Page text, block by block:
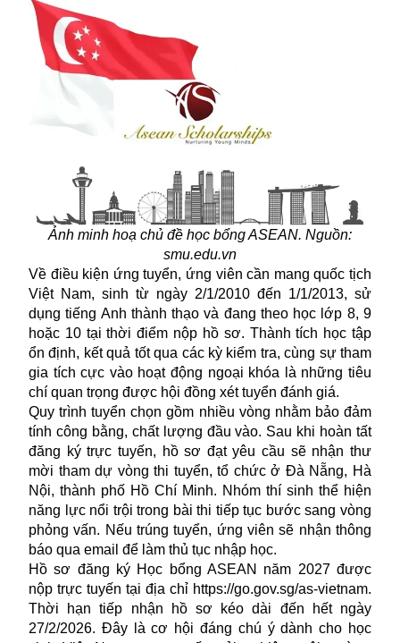
Ảnh minh hoạ chủ đề học bổng ASEAN. Nguồn:
smu.edu.vn
Về điều kiện ứng tuyển, ứng viên cần mang quốc tịch
Việt Nam, sinh từ ngày 2/1/2010 đến 1/1/2013, sử
dụng tiếng Anh thành thạo và đang theo học lớp 8, 9
hoặc 10 tại thời điểm nộp hồ sơ. Thành tích học tập
ổn định, kết quả tốt qua các kỳ kiểm tra, cùng sự tham
gia tích cực vào hoạt động ngoại khóa là những tiêu
chí quan trọng được hội đồng xét tuyển đánh giá.
Quy trình tuyển chọn gồm nhiều vòng nhằm bảo đảm
tính công bằng, chất lượng đầu vào. Sau khi hoàn tất
đăng ký trực tuyến, hồ sơ đạt yêu cầu sẽ nhận thư
mời tham dự vòng thi tuyển, tổ chức ở Đà Nẵng, Hà
Nội, thành phố Hồ Chí Minh. Nhóm thí sinh thể hiện
năng lực nổi trội trong bài thi tiếp tục bước sang vòng
phỏng vấn. Nếu trúng tuyển, ứng viên sẽ nhận thông
báo qua email để làm thủ tục nhập học.
Hồ sơ đăng ký Học bổng ASEAN năm 2027 được
nộp trực tuyến tại địa chỉ https://go.gov.sg/as-vietnam.
Thời hạn tiếp nhận hồ sơ kéo dài đến hết ngày
27/2/2026. Đây là cơ hội đáng chú ý dành cho học